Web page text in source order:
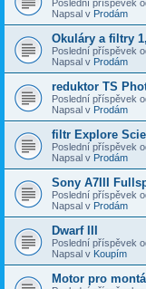
Poslední příspěvek
Napsal v Prodám
Okuláry a filtry
Poslední příspěvek
Napsal v Prodám
reduktor TS
Poslední příspěvek
Napsal v Prodám
filtr Explore
Poslední příspěvek
Napsal v Prodám
Sony A7III
Poslední příspěvek
Napsal v Prodám
Dwarf III
Poslední příspěvek
Napsal v Koupím
Motor pro